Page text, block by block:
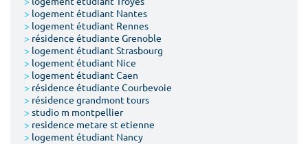
> logement étudiant Nantes
> logement étudiant Rennes
> résidence étudiante Grenoble
> logement étudiant Strasbourg
> logement étudiant Nice
> logement étudiant Caen
> résidence étudiante Courbevoie
> résidence grandmont tours
> studio m montpellier
> residence metare st etienne
> logement étudiant Nancy